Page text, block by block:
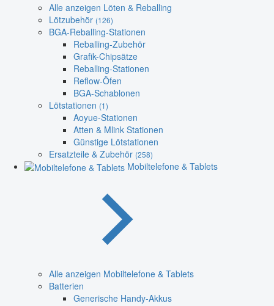
Alle anzeigen Löten & Reballing
Lötzubehör (126)
BGA-Reballing-Stationen
Reballing-Zubehör
Grafik-Chipsätze
Reballing-Stationen
Reflow-Öfen
BGA-Schablonen
Lötstationen (1)
Aoyue-Stationen
Atten & Mlink Stationen
Günstige Lötstationen
Ersatzteile & Zubehör (258)
Mobiltelefone & Tablets
Alle anzeigen Mobiltelefone & Tablets
Batterien
Generische Handy-Akkus